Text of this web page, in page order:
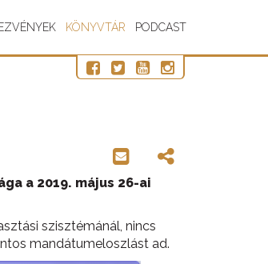
KÖNYVTÁR PODCAST
a 2019. május 26-ai
szisztémánál, nincs
mandátumeloszlást ad.